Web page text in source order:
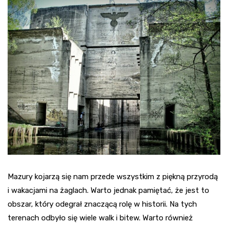
Mazury kojarzą się nam przede wszystkim z piękną przyrodą
i wakacjami na żaglach. Warto jednak pamiętać, że jest to
obszar, który odegrał znaczącą rolę w historii. Na tych
terenach odbyło się wiele walk i bitew. Warto również